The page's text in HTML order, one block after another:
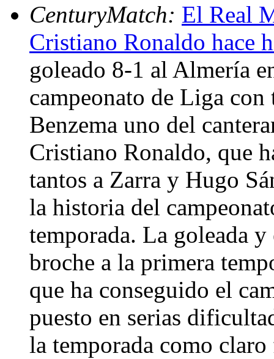
CenturyMatch: El Real
Cristiano Ronaldo hace
goleado 8-1 al Almería
campeonato de Liga con
Benzema uno del
Cristiano Ronaldo, que
tantos a Zarra y Hugo
la historia del
temporada. La goleada
broche a la primera
que ha conseguido el
puesto en serias
la temporada como